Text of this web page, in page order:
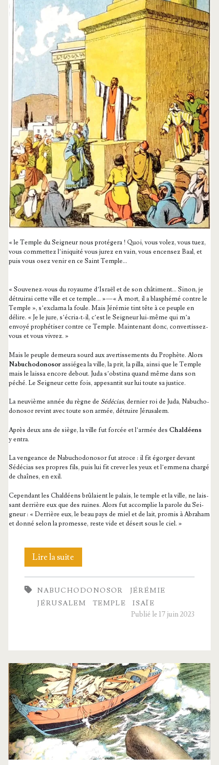
« le Temple du Sei­gneur nous pro­té­ge­ra ! Quoi, vous volez, vous tuez,
vous com­met­tez l’i­ni­qui­té vous jurez en vain, vous encen­sez Baal, et
puis vous osez venir en ce Saint Temple…
« Sou­ve­nez-vous du royaume d’Is­raël et de son châ­ti­ment… Sinon, je
détrui­rai cette ville et ce temple… » — « À mort, il a blas­phé­mé contre le
Temple », s’ex­cla­ma la foule. Mais Jéré­mie tint tête à ce peuple en
délire. « Je le jure, s’é­cria-t-il, c’est le Sei­gneur lui-même qui m’a
envoyé pro­phé­ti­ser contre ce Temple. Main­te­nant donc, conver­tis­sez-
vous et vous vivrez. »
Mais le peuple demeu­ra sourd aux aver­tis­se­ments du Pro­phète. Alors
Nabu­cho­do­no­sorassié­gea la ville, la prit, la pilla, ain­si que le Temple
mais le lais­sa encore debout. Juda s’obs­ti­na quand même dans son
péché. Le Sei­gneur cette fois, appe­san­tit sur lui toute sa justice.
La neu­vième année du règne de Sédé­cias, der­nier roi de Juda, Nabu­cho­
do­no­sor revint avec toute son armée, détruire Jérusalem.
Après deux ans de siège, la ville fut for­cée et l’ar­mée des Chal­déens
y entra.
La ven­geance de Nabu­cho­do­no­sor fut atroce : il fit égor­ger devant
Sédé­cias ses propres fils, puis lui fit cre­ver les yeux et l’emmena char­gé
de chaînes, en exil.
Cepen­dant les Chal­déens brû­laient le palais, le temple et la ville, ne lais­
sant der­rière eux que des ruines. Alors fut accom­plie la parole du Sei­
gneur : « Der­rière eux, le beau pays de miel et de lait, pro­mis à Abra­ham
et don­né selon la pro­messe, reste vide et désert sous le ciel. »
Lire la suite43.
La
voca­
Jéré­
mie
–
Pré­
dic­
NABUCHODONOSOR
JÉRÉMIE
JÉRUSALEM
TEMPLE
ISAÏE
Publié le 17 juin 2023